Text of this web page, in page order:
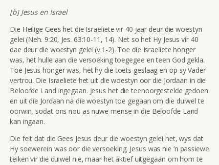
[b] Jesus en Israel
Die Heilige Gees het die Israeliete vir 40 jaar deur die woestyn
gelei (Neh. 9:20, Jes. 63:10-11, 14). Net so het Hy Jesus vir 40
dae deur die woestyn gelei (v.1-2). Toe die Israeliete honger
was, het hulle aan die versoeking toegegee en teen God gekla.
Toe Jesus honger was, het hy die toets geslaag en op sy Vader
vertrou. Die Israeliete het uit die woestyn oor die Jordaan in die
Beloofde Land ingegaan. Jesus het die teenoorgestelde gedoen
en uit die Jordaan na die woestyn toe gegaan om die duiwel te
oorwin, sodat ons nou as nuwe mense in die Beloofde Land
kan ingaan.
Die feit dat die Gees Jesus deur die woestyn gelei het, wys dat
Hy soewerein was oor die versoeking. Jesus was nie ’n passiewe
teiken vir die duiwel nie, maar het aktief uitgegaan om hom te